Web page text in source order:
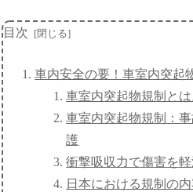
目次
車内安全の要！車室内突起
車室内突起物規制とは
車室内突起物規制：
護
衝撃吸収力で傷害を
日本における規制の